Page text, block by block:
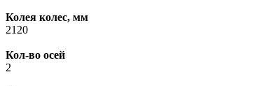
Колея колес, мм
2120
Кол-во осей
2